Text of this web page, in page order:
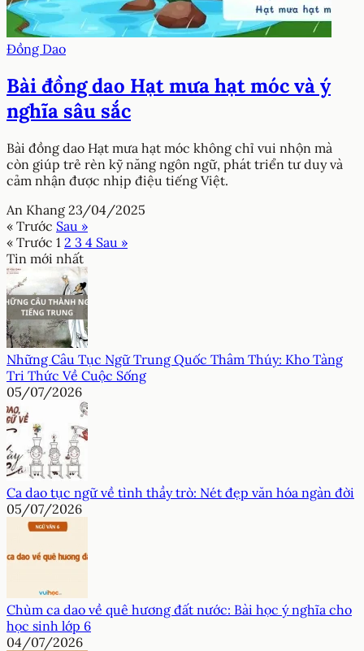
Đồng Dao
Bài đồng dao Hạt mưa hạt móc và ý
nghĩa sâu sắc
Bài đồng dao Hạt mưa hạt móc không chỉ vui nhộn mà
còn giúp trẻ rèn kỹ năng ngôn ngữ, phát triển tư duy và
cảm nhận được nhịp điệu tiếng Việt.
An Khang 23/04/2025
« Trước Sau »
« Trước 1 2 3 4 Sau »
Tin mới nhất
Những Câu Tục Ngữ Trung Quốc Thâm Thúy: Kho Tàng
Tri Thức Về Cuộc Sống
05/07/2026
Ca dao tục ngữ về tình thầy trò: Nét đẹp văn hóa ngàn đời
05/07/2026
Chùm ca dao về quê hương đất nước: Bài học ý nghĩa cho
học sinh lớp 6
04/07/2026